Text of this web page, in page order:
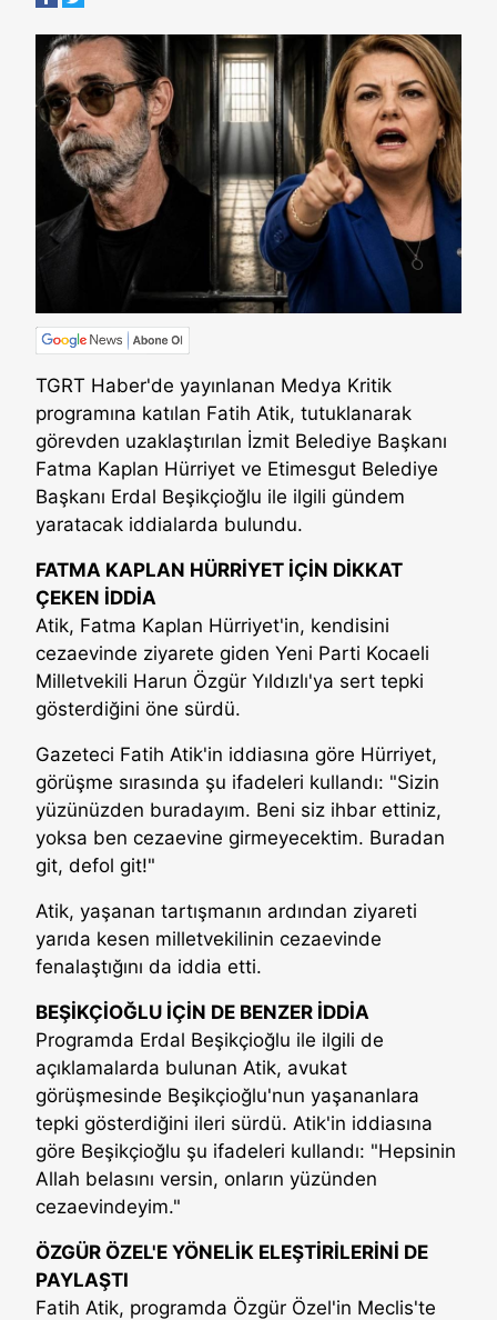
TGRT Haber'de yayınlanan Medya Kritik
programına katılan Fatih Atik, tutuklanarak
görevden uzaklaştırılan İzmit Belediye Başkanı
Fatma Kaplan Hürriyet ve Etimesgut Belediye
Başkanı Erdal Beşikçioğlu ile ilgili gündem
yaratacak iddialarda bulundu.
FATMA KAPLAN HÜRRİYET İÇİN DİKKAT
ÇEKEN İDDİA
Atik, Fatma Kaplan Hürriyet'in, kendisini
cezaevinde ziyarete giden Yeni Parti Kocaeli
Milletvekili Harun Özgür Yıldızlı'ya sert tepki
gösterdiğini öne sürdü.
Gazeteci Fatih Atik'in iddiasına göre Hürriyet,
görüşme sırasında şu ifadeleri kullandı: "Sizin
yüzünüzden buradayım. Beni siz ihbar ettiniz,
yoksa ben cezaevine girmeyecektim. Buradan
git, defol git!"
Atik, yaşanan tartışmanın ardından ziyareti
yarıda kesen milletvekilinin cezaevinde
fenalaştığını da iddia etti.
BEŞİKÇİOĞLU İÇİN DE BENZER İDDİA
Programda Erdal Beşikçioğlu ile ilgili de
açıklamalarda bulunan Atik, avukat
görüşmesinde Beşikçioğlu'nun yaşananlara
tepki gösterdiğini ileri sürdü. Atik'in iddiasına
göre Beşikçioğlu şu ifadeleri kullandı: "Hepsinin
Allah belasını versin, onların yüzünden
cezaevindeyim."
ÖZGÜR ÖZEL'E YÖNELİK ELEŞTİRİLERİNİ DE
PAYLAŞTI
Fatih Atik, programda Özgür Özel'in Meclis'te